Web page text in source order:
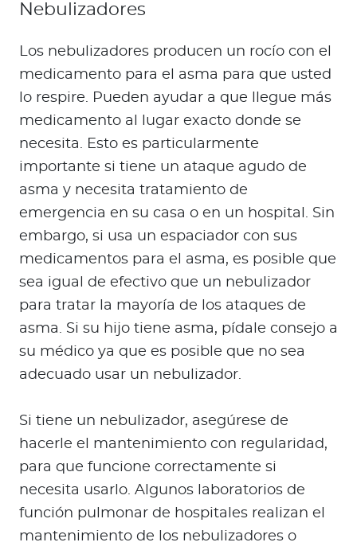
Nebulizadores
Los nebulizadores producen un rocío con el
medicamento para el asma para que usted
lo respire. Pueden ayudar a que llegue más
medicamento al lugar exacto donde se
necesita. Esto es particularmente
importante si tiene un ataque agudo de
asma y necesita tratamiento de
emergencia en su casa o en un hospital. Sin
embargo, si usa un espaciador con sus
medicamentos para el asma, es posible que
sea igual de efectivo que un nebulizador
para tratar la mayoría de los ataques de
asma. Si su hijo tiene asma, pídale consejo a
su médico ya que es posible que no sea
adecuado usar un nebulizador.
Si tiene un nebulizador, asegúrese de
hacerle el mantenimiento con regularidad,
para que funcione correctamente si
necesita usarlo. Algunos laboratorios de
función pulmonar de hospitales realizan el
mantenimiento de los nebulizadores o